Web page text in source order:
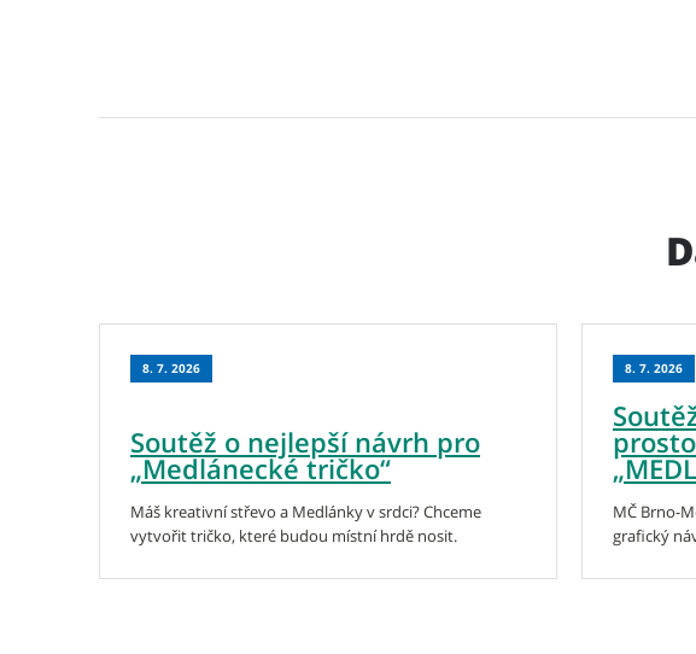
8. 7. 2026
Soutěž o nejlepší návrh pro
„Medlánecké tričko“
Máš kreativní střevo a Medlánky v srdci? Chceme
vytvořit tričko, které budou místní hrdě nosit.
8. 7. 2026
MČ Brno-
grafický